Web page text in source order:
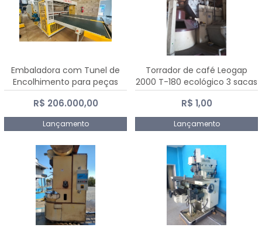
Embaladora com Tunel de
Encolhimento para peças
grandes portas janelas -
Dalmak
R$ 206.000,00
Lançamento
Torrador de café Leogap
2000 T-180 ecológico 3 sacas
de carga 540 kg/h
R$ 1,00
Lançamento